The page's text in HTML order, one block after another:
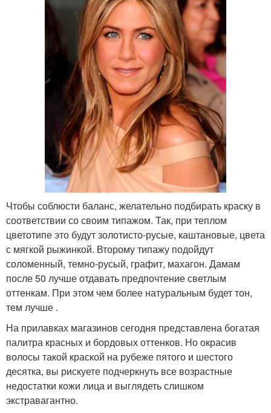
Чтобы соблюсти баланс, желательно подбирать краску в
соответствии со своим типажом. Так, при теплом
цветотипе это будут золотисто-русые, каштановые, цвета
с мягкой рыжинкой. Второму типажу подойдут
соломенный, темно-русый, графит, махагон. Дамам
после 50 лучше отдавать предпочтение светлым
оттенкам. При этом чем более натуральным будет тон,
тем лучше .
На прилавках магазинов сегодня представлена богатая
палитра красных и бордовых оттенков. Но окрасив
волосы такой краской на рубеже пятого и шестого
десятка, вы рискуете подчеркнуть все возрастные
недостатки кожи лица и выглядеть слишком
экстравагантно.